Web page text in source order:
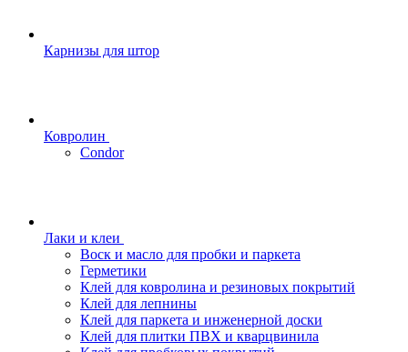
Карнизы для штор
Ковролин
Condor
Лаки и клеи
Воск и масло для пробки и паркета
Герметики
Клей для ковролина и резиновых покрытий
Клей для лепнины
Клей для паркета и инженерной доски
Клей для плитки ПВХ и кварцвинила